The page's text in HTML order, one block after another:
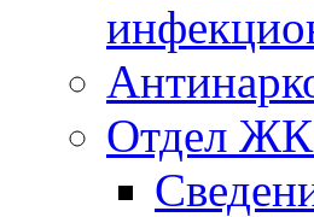
Отдел